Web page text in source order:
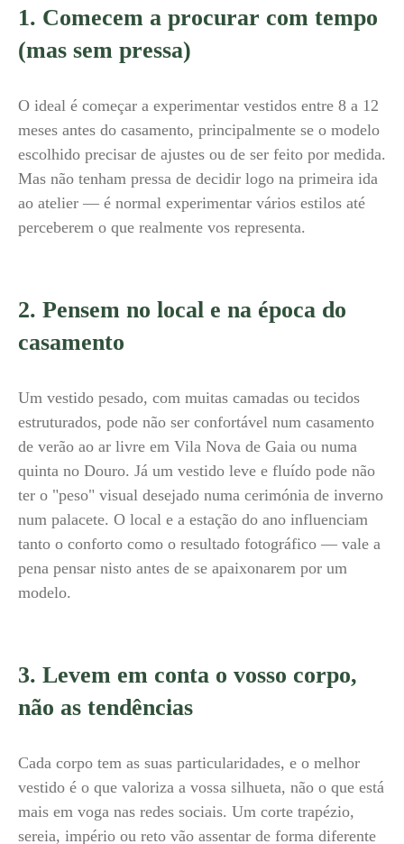
1. Comecem a procurar com tempo
(mas sem pressa)
O ideal é começar a experimentar vestidos entre 8 a 12
meses antes do casamento, principalmente se o modelo
escolhido precisar de ajustes ou de ser feito por medida.
Mas não tenham pressa de decidir logo na primeira ida
ao atelier — é normal experimentar vários estilos até
perceberem o que realmente vos representa.
2. Pensem no local e na época do
casamento
Um vestido pesado, com muitas camadas ou tecidos
estruturados, pode não ser confortável num casamento
de verão ao ar livre em Vila Nova de Gaia ou numa
quinta no Douro. Já um vestido leve e fluído pode não
ter o "peso" visual desejado numa cerimónia de inverno
num palacete. O local e a estação do ano influenciam
tanto o conforto como o resultado fotográfico — vale a
pena pensar nisto antes de se apaixonarem por um
modelo.
3. Levem em conta o vosso corpo,
não as tendências
Cada corpo tem as suas particularidades, e o melhor
vestido é o que valoriza a vossa silhueta, não o que está
mais em voga nas redes sociais. Um corte trapézio,
sereia, império ou reto vão assentar de forma diferente